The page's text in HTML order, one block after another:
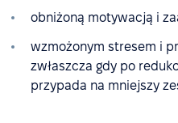
obniżoną motywacją i
wzmożonym stresem i
zwłaszcza gdy po
przypada na mniejszy